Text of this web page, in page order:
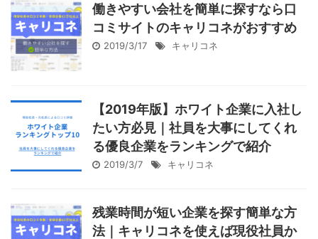
働きやすい会社を簡単に探すなら口
コミサイトのキャリコネがおすすめ
2019/3/17 キャリコネ
【2019年版】ホワイト企業に入社し
たい方必見｜社員を大事にしてくれ
る優良企業をランキングで紹介
2019/3/7 キャリコネ
残業時間が短い企業を探す簡単な方
法｜キャリコネを使えば現役社員か